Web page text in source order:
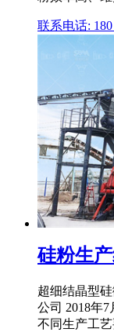
联系电话: 180
硅粉生
超细结晶型
公司 2018年
不同生产工艺